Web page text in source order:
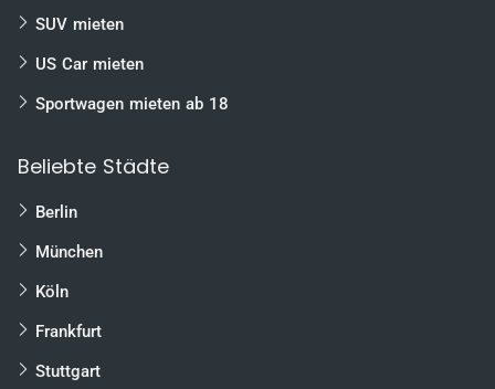
Dortmund
Essen
Würzburg
Braunschweig
Magdeburg
Freiburg
Mannheim
SUV mieten
US Car mieten
Sportwagen mieten ab 18
Beliebte Städte
Berlin
München
Köln
Frankfurt
Stuttgart